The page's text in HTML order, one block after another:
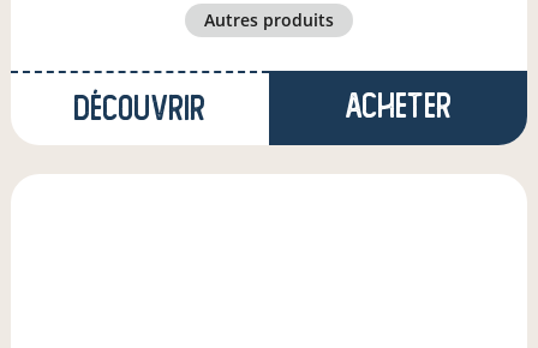
autres produits
Découvrir Acheter